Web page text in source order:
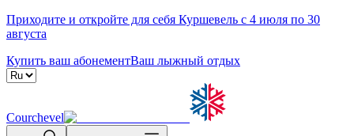
Приходите и откройте для себя Куршевель с 4 июля по 30
августа
Купить ваш абонементВаш лыжный отдых
Courchevel